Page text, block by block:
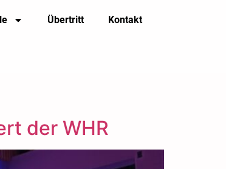
Übertritt Kontakt
der WHR